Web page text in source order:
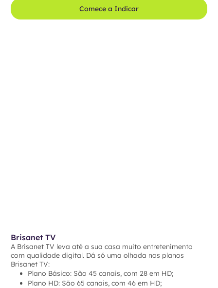
Comece a Indicar
Brisanet TV
A Brisanet TV leva até a sua casa muito entretenimento
com qualidade digital. Dá só uma olhada nos planos
Brisanet TV:
Plano Básico: São 45 canais, com 28 em HD;
Plano HD: São 65 canais, com 46 em HD;